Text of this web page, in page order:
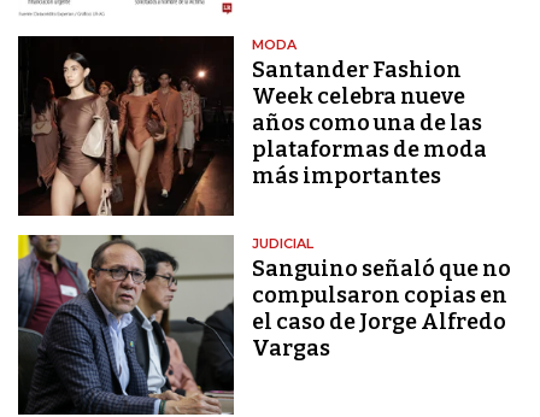
MODA
Santander Fashion
Week celebra nueve
años como una de las
plataformas de moda
más importantes
JUDICIAL
Sanguino señaló que no
compulsaron copias en
el caso de Jorge Alfredo
Vargas